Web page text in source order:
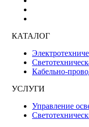
КАТАЛОГ
Кабельно-
УСЛУГИ
Управление